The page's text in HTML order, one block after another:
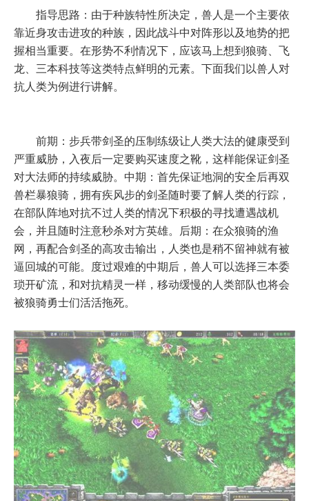
指导思路：由于种族特性所决定，兽人是一个主要依
靠近身攻击进攻的种族，因此战斗中对阵形以及地势的把
握相当重要。在形势不利情况下，应该马上想到狼骑、飞
龙、三本科技等这类特点鲜明的元素。下面我们以兽人对
抗人类为例进行讲解。
前期：步兵带剑圣的压制练级让人类大法的健康受到
严重威胁，入夜后一定要购买速度之靴，这样能保证剑圣
对大法师的持续威胁。中期：首先保证地洞的安全后再双
兽栏暴狼骑，拥有疾风步的剑圣随时要了解人类的行踪，
在部队阵地对抗不过人类的情况下积极的寻找遭遇战机
会，并且随时注意秒杀对方英雄。后期：在众狼骑的渔
网，再配合剑圣的高攻击输出，人类也是稍不留神就有被
逼回城的可能。度过艰难的中期后，兽人可以选择三本委
琐开矿流，和对抗精灵一样，移动缓慢的人类部队也将会
被狼骑勇士们活活拖死。